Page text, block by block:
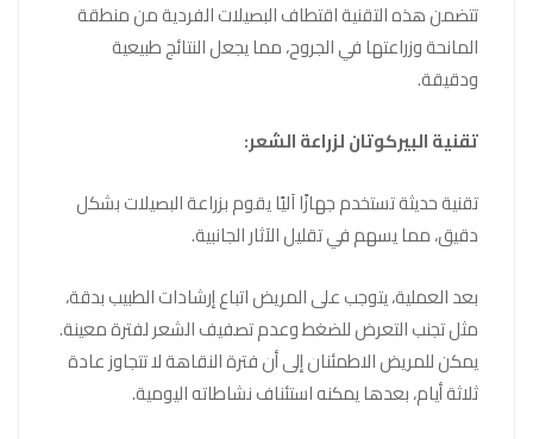
تتضمن هذه التقنية اقتطاف البصيلات الفردية من منطقة
المانحة وزراعتها في الجروح، مما يجعل النتائج طبيعية
ودقيقة.
تقنية البيركوتان لزراعة الشعر:
تقنية حديثة تستخدم جهازًا آليًا يقوم بزراعة البصيلات بشكل
دقيق، مما يسهم في تقليل الآثار الجانبية.
بعد العملية، يتوجب على المريض اتباع إرشادات الطبيب بدقة،
مثل تجنب التعرض للضغط وعدم تصفيف الشعر لفترة معينة.
يمكن للمريض الاطمئنان إلى أن فترة النقاهة لا تتجاوز عادة
ثلاثة أيام، بعدها يمكنه استئناف نشاطاته اليومية.